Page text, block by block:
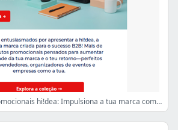
🎯 Novos produtos promocionais hi!dea: Impulsiona a tua marca com +1000 essenciais B2B!